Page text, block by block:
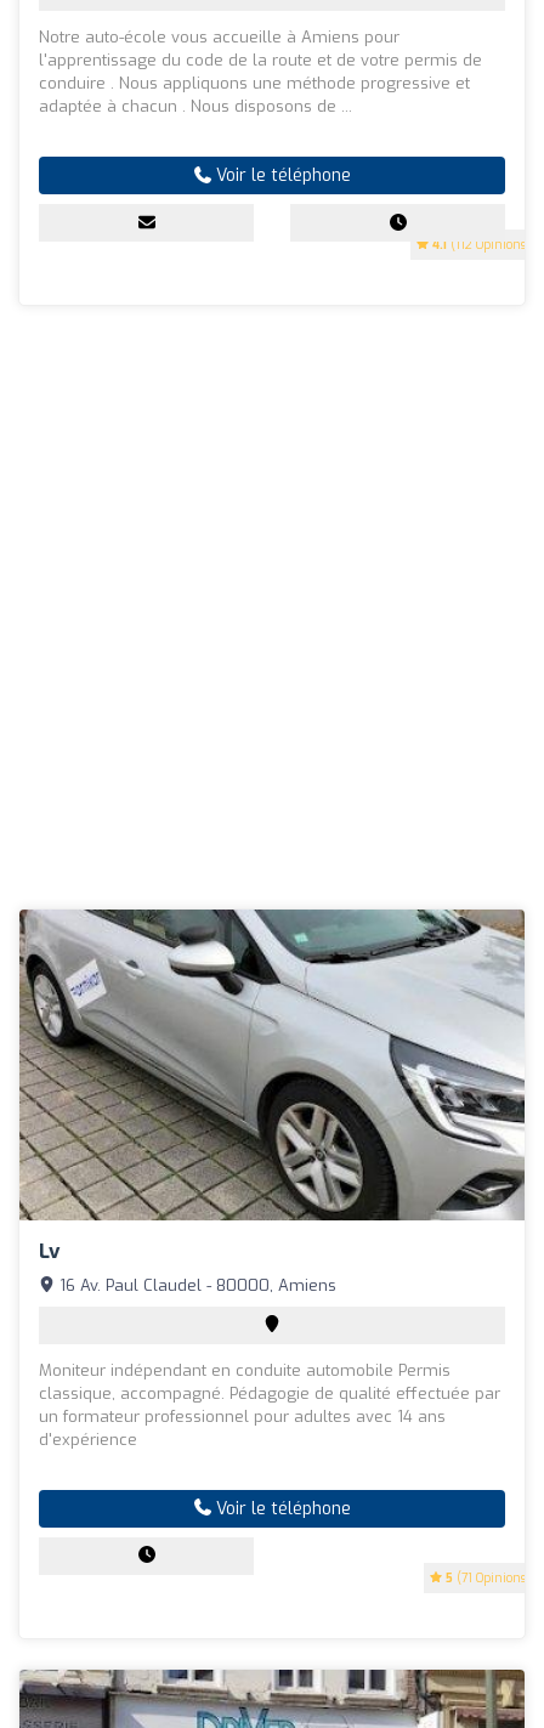
4.1 (112 Opinions)
Notre auto-école vous accueille à Amiens pour
l'apprentissage du code de la route et de votre permis de
conduire . Nous appliquons une méthode progressive et
adaptée à chacun . Nous disposons de ...
Voir le téléphone
Lv
5 (71 Opinions)
16 Av. Paul Claudel - 80000, Amiens
Moniteur indépendant en conduite automobile Permis
classique, accompagné. Pédagogie de qualité effectuée par
un formateur professionnel pour adultes avec 14 ans
d'expérience
Voir le téléphone